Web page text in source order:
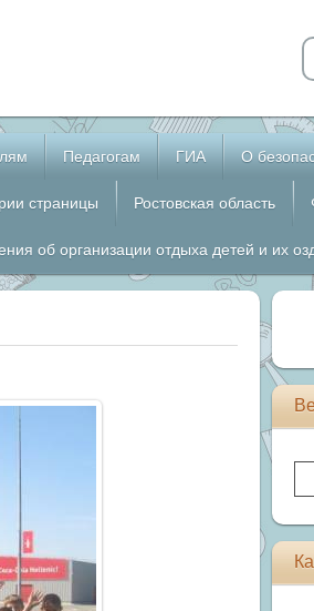
Педагогам ГИА О
страницы Ростовская область
об организации отдыха детей и их